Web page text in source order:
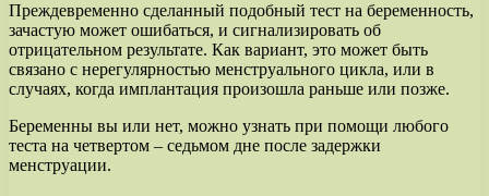
Преждевременно сделанный подобный тест на беременность,
зачастую может ошибаться, и сигнализировать об
отрицательном результате. Как вариант, это может быть
связано с нерегулярностью менструального цикла, или в
случаях, когда имплантация произошла раньше или позже.
Беременны вы или нет, можно узнать при помощи любого
теста на четвертом – седьмом дне после задержки
менструации.